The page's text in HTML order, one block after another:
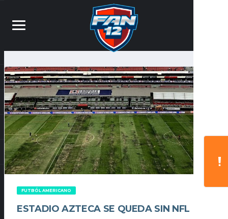
FUTBÓL AMERICANO
ESTADIO AZTECA SE QUEDA SIN NFL